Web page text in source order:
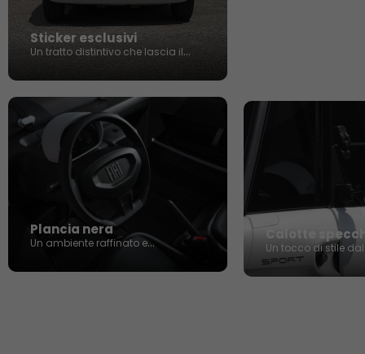
Sticker esclusivi
Un tratto distintivo che lascia il
Plancia nera
Un ambiente raffinato e
Calotte
Un tocco di stile